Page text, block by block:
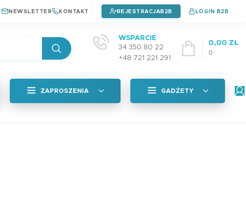
NEWSLETTER KONTAKT REJESTRACJA LOGIN B2B
WSPARCIE
34 350 80 22
+48 721 221 291
0
0,00 ZŁ
ZAPROSZENIA GADŻETY